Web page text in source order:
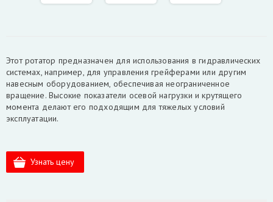
Этот ротатор предназначен для использования в гидравлических
системах, например, для управления грейферами или другим
навесным оборудованием, обеспечивая неограниченное
вращение. Высокие показатели осевой нагрузки и крутящего
момента делают его подходящим для тяжелых условий
эксплуатации.